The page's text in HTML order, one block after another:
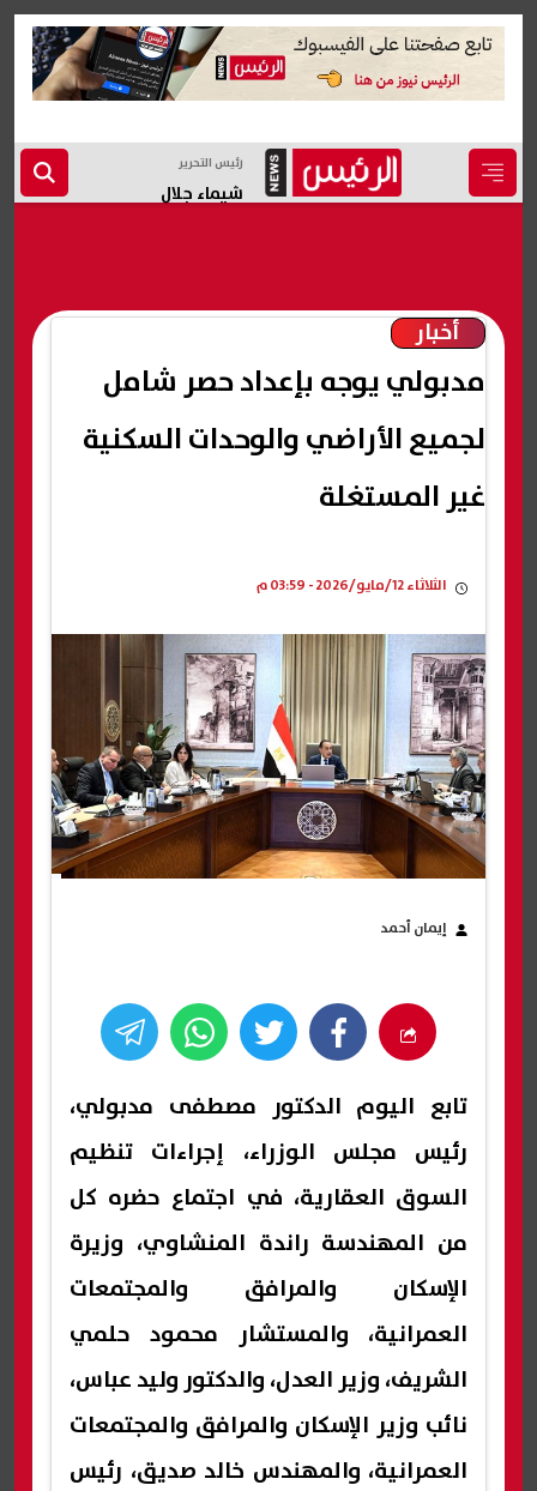
رئيس التحرير
شيماء جلال
أخبار
مدبولي يوجه بإعداد حصر شامل
لجميع الأراضي والوحدات السكنية
غير المستغلة
الثلاثاء 12/مايو/2026 - 03:59 م
إيمان أحمد
تابع اليوم الدكتور مصطفى مدبولي،
رئيس مجلس الوزراء، إجراءات تنظيم
السوق العقارية، في اجتماع حضره كل
من المهندسة راندة المنشاوي، وزيرة
الإسكان والمرافق والمجتمعات
العمرانية، والمستشار محمود حلمي
الشريف، وزير العدل، والدكتور وليد عباس،
نائب وزير الإسكان والمرافق والمجتمعات
العمرانية، والمهندس خالد صديق، رئيس